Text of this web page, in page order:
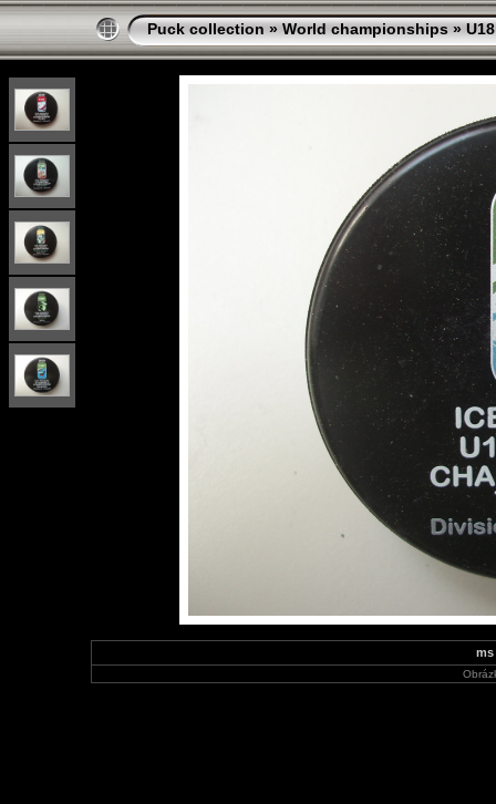
Puck collection » World championships » U18
ms